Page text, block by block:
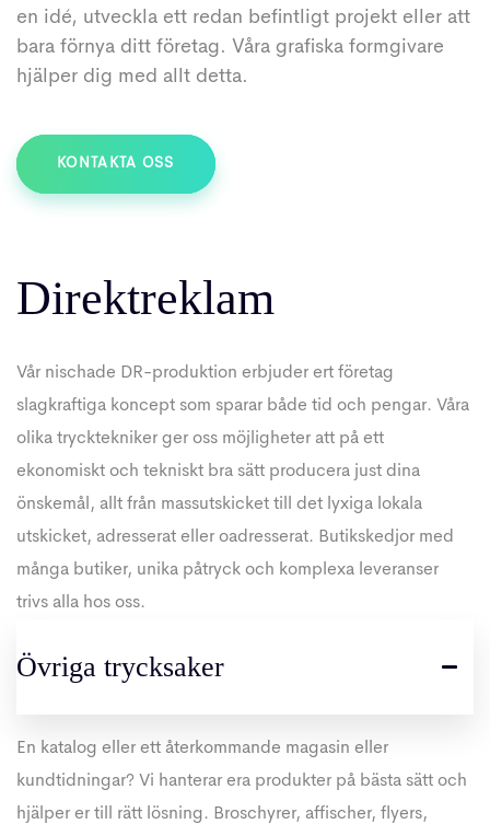
en idé, utveckla ett redan befintligt projekt eller att
bara förnya ditt företag. Våra grafiska formgivare
hjälper dig med allt detta.
KONTAKTA OSS
Direktreklam
Vår nischade DR-produktion erbjuder ert företag
slagkraftiga koncept som sparar både tid och pengar. Våra
olika trycktekniker ger oss möjligheter att på ett
ekonomiskt och tekniskt bra sätt producera just dina
önskemål, allt från massutskicket till det lyxiga lokala
utskicket, adresserat eller oadresserat. Butikskedjor med
många butiker, unika påtryck och komplexa leveranser
trivs alla hos oss.
Övriga trycksaker
En katalog eller ett återkommande magasin eller
kundtidningar? Vi hanterar era produkter på bästa sätt och
hjälper er till rätt lösning. Broschyrer, affischer, flyers,